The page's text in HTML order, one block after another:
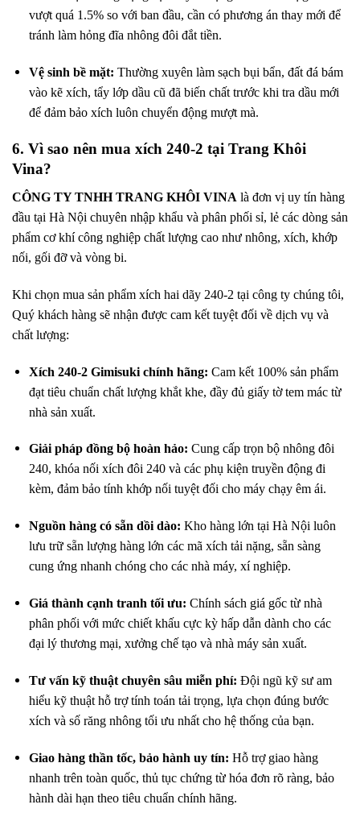
vượt quá 1.5% so với ban đầu, cần có phương án thay mới để
tránh làm hỏng đĩa nhông đôi đắt tiền.
Vệ sinh bề mặt: Thường xuyên làm sạch bụi bẩn, đất đá bám
vào kẽ xích, tẩy lớp dầu cũ đã biến chất trước khi tra dầu mới
để đảm bảo xích luôn chuyển động mượt mà.
6. Vì sao nên mua xích 240-2 tại Trang Khôi
Vina?
CÔNG TY TNHH TRANG KHÔI VINA là đơn vị uy tín hàng
đầu tại Hà Nội chuyên nhập khẩu và phân phối sỉ, lẻ các dòng sản
phẩm cơ khí công nghiệp chất lượng cao như nhông, xích, khớp
nối, gối đỡ và vòng bi.
Khi chọn mua sản phẩm xích hai dãy 240-2 tại công ty chúng tôi,
Quý khách hàng sẽ nhận được cam kết tuyệt đối về dịch vụ và
chất lượng:
Xích 240-2 Gimisuki chính hãng: Cam kết 100% sản phẩm
đạt tiêu chuẩn chất lượng khắt khe, đầy đủ giấy tờ tem mác từ
nhà sản xuất.
Giải pháp đồng bộ hoàn hảo: Cung cấp trọn bộ nhông đôi
240, khóa nối xích đôi 240 và các phụ kiện truyền động đi
kèm, đảm bảo tính khớp nối tuyệt đối cho máy chạy êm ái.
Nguồn hàng có sẵn dồi dào: Kho hàng lớn tại Hà Nội luôn
lưu trữ sẵn lượng hàng lớn các mã xích tải nặng, sẵn sàng
cung ứng nhanh chóng cho các nhà máy, xí nghiệp.
Giá thành cạnh tranh tối ưu: Chính sách giá gốc từ nhà
phân phối với mức chiết khấu cực kỳ hấp dẫn dành cho các
đại lý thương mại, xưởng chế tạo và nhà máy sản xuất.
Tư vấn kỹ thuật chuyên sâu miễn phí: Đội ngũ kỹ sư am
hiểu kỹ thuật hỗ trợ tính toán tải trọng, lựa chọn đúng bước
xích và số răng nhông tối ưu nhất cho hệ thống của bạn.
Giao hàng thần tốc, bảo hành uy tín: Hỗ trợ giao hàng
nhanh trên toàn quốc, thủ tục chứng từ hóa đơn rõ ràng, bảo
hành dài hạn theo tiêu chuẩn chính hãng.